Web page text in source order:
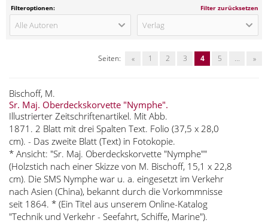
Filteroptionen: Filter zurücksetzen
Alle Autoren Verlag
Seiten: « 1 2 3 4 5 ... »
Bischoff, M.
Sr. Maj. Oberdeckskorvette "Nymphe".
Illustrierter Zeitschriftenartikel. Mit Abb.
1871. 2 Blatt mit drei Spalten Text. Folio (37,5 x 28,0
cm). - Das zweite Blatt (Text) in Fotokopie.
* Ansicht: "Sr. Maj. Oberdeckskorvette "Nymphe""
(Holzstich nach einer Skizze von M. Bischoff, 15,1 x 22,8
cm). Die SMS Nymphe war u. a. eingesetzt im Verkehr
nach Asien (China), bekannt durch die Vorkommnisse
seit 1864. * (Ein Titel aus unserem Online-Katalog
"Technik und Verkehr - Seefahrt, Schiffe, Marine").